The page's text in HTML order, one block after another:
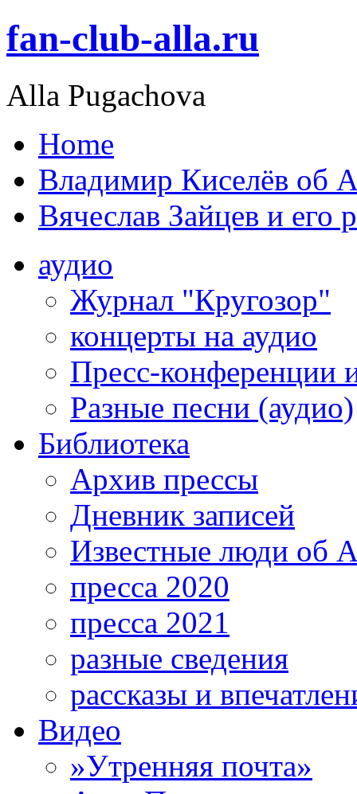
fan-club-alla.ru
Alla Pugachova
Home
Владимир Киселёв об
Вячеслав Зайцев и его
аудио
Журнал "Кругозор"
концерты на аудио
Пресс-конференции
Разные песни (аудио)
Библиотека
Архив прессы
Дневник записей
Известные люди об
пресса 2020
пресса 2021
разные сведения
рассказы и
Видео
»Утренняя почта»